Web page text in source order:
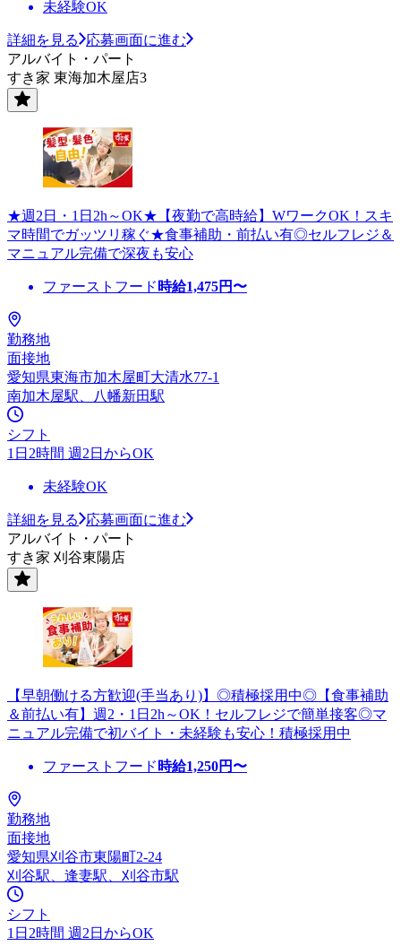
未経験OK
詳細を見る
応募画面に進む
アルバイト・パート
すき家 東海加木屋店3
★週2日・1日2h～OK★【夜勤で高時給】WワークOK！スキ
マ時間でガッツリ稼ぐ★食事補助・前払い有◎セルフレジ＆
マニュアル完備で深夜も安心
ファーストフード 時給1,475円〜
勤務地
面接地
愛知県東海市加木屋町大清水77-1
南加木屋駅、八幡新田駅
シフト
1日2時間 週2日からOK
未経験OK
詳細を見る
応募画面に進む
アルバイト・パート
すき家 刈谷東陽店
【早朝働ける方歓迎(手当あり)】◎積極採用中◎【食事補助
＆前払い有】週2・1日2h～OK！セルフレジで簡単接客◎マ
ニュアル完備で初バイト・未経験も安心！積極採用中
ファーストフード 時給1,250円〜
勤務地
面接地
愛知県刈谷市東陽町2-24
刈谷駅、逢妻駅、刈谷市駅
シフト
1日2時間 週2日からOK